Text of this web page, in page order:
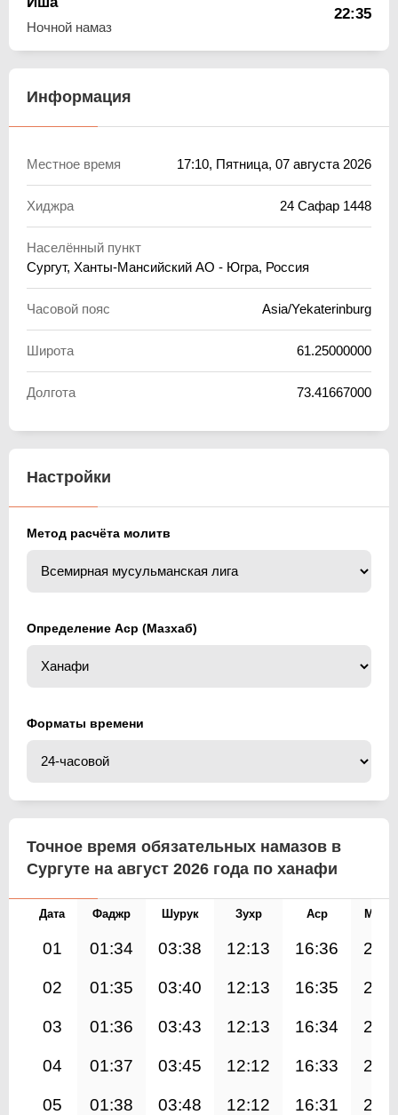
Ночной намаз
22:35
Информация
Местное время 17:10, Пятница, 07 августа 2026
Хиджра 24 Сафар 1448
Населённый пункт
Сургут, Ханты-Мансийский АО - Югра, Россия
Часовой пояс Asia/Yekaterinburg
Широта 61.25000000
Долгота 73.41667000
Настройки
Метод расчёта молитв
Определение Аср (Мазхаб)
Форматы времени
Точное время обязательных намазов в
Сургуте на август 2026 года по ханафи
Дата Фаджр Шурук Зухр Аср
01 01:34 03:38 12:13 16:36
02 01:35 03:40 12:13 16:35
03 01:36 03:43 12:13 16:34
04 01:37 03:45 12:12 16:33
05 01:38 03:48 12:12 16:31